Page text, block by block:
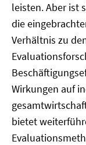
leisten. Aber ist
die
Verhältnis zu
Wirkungen auf
bietet